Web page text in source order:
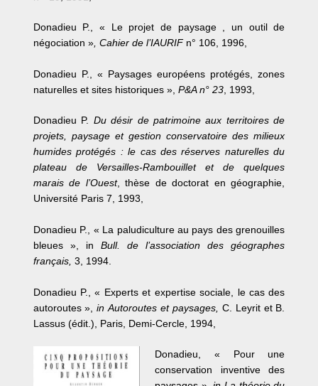
Donadieu P., « Le projet de paysage , un outil de
négociation », Cahier de l’IAURIFn° 106, 1996,
Donadieu P., « Paysages européens protégés, zones
naturelles et sites historiques », P&A n° 23, 1993,
Donadieu P. Du désir de patrimoine aux territoires de
projets, paysage et gestion conservatoire des milieux
humides protégés : le cas des réserves naturelles du
plateau de Versailles-Rambouillet et de quelques
marais de l’Ouest, thèse de doctorat en géographie,
Université Paris 7, 1993,
Donadieu P., « La paludiculture au pays des grenouilles
bleues », in Bull. de l’association des géographes
français, 3, 1994.
Donadieu P., « Experts et expertise sociale, le cas des
autoroutes »,in Autoroutes et paysages, C. Leyrit et B.
Lassus (édit.), Paris, Demi-Cercle, 1994,
Donadieu, « Pour une
conservation inventive des